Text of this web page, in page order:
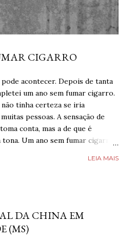
CIGARRO
acontecer. Depois de tanta
um ano sem fumar cigarro.
tinha certeza se iria
pessoas. A sensação de
conta, mas a de que é
Um ano sem fumar cigarro.
quanto havia ganhado de
se dissesse que estava
de recaída, ninguém estava,
e mesmo nos dias de
LEIA MAIS
DA CHINA EM
(MS)